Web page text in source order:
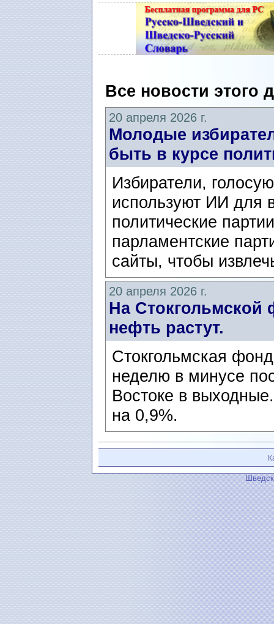
Все новости этого
20 апреля 2026 г.
Молодые
быть в курсе
Избиратели,
используют ИИ для
политические
парламентские
сайты, чтобы
20 апреля 2026 г.
На
нефть растут.
Стокгольмская
неделю в минусе
Востоке в
на 0,9%.